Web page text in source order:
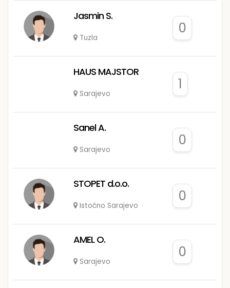
Jasmin S.
Tuzla
0
HAUS MAJSTOR
Sarajevo
1
Sanel A.
Sarajevo
0
STOPET d.o.o.
Istočno Sarajevo
0
AMEL O.
Sarajevo
0